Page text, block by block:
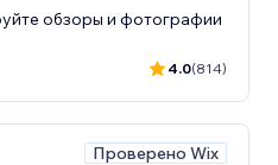
обзоры и фотографии
4.0(814)
Проверено Wix